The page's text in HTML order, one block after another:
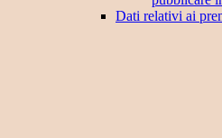
Dati relativi ai